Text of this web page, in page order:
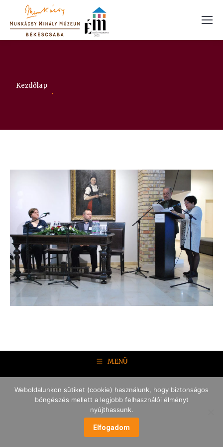
Itt vagy:
Kezdőlap
MENÜ
Weboldalunkon sütiket (cookie) használunk, hogy biztonságos
böngészés mellett a legjobb felhasználói élményt
nyújthassunk.
Elfogadom